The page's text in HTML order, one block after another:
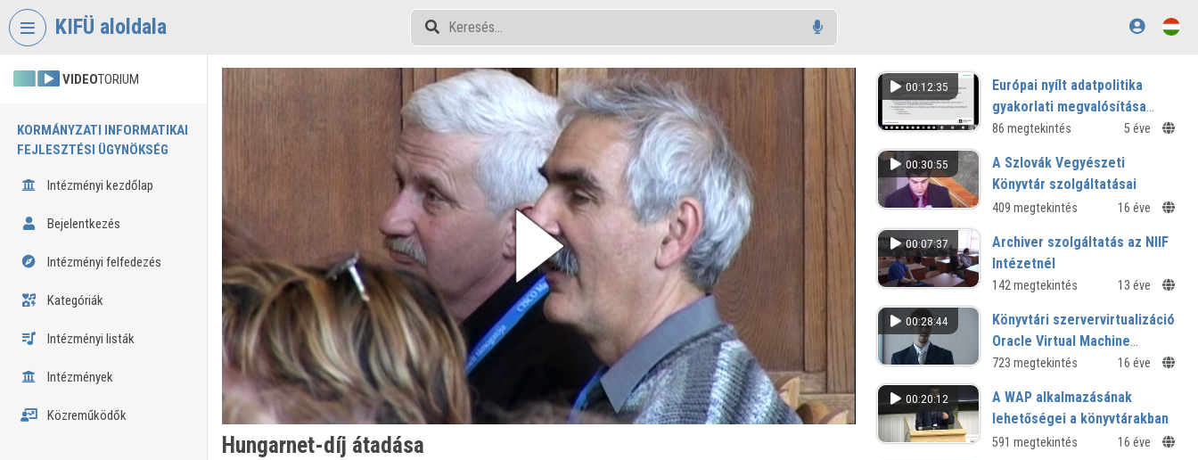
Fejléc kihagyása
KIFÜ aloldala
VIDEOTORIUM
KORMÁNYZATI INFORMATIKAI
FEJLESZTÉSI ÜGYNÖKSÉG
Intézményi kezdőlap
Bejelentkezés
Intézményi felfedezés
Kategóriák
Intézményi listák
Intézmények
Közreműködők
Hungarnet-díj átadása
00:12:35
Európai nyílt adatpolitika
gyakorlati megvalósítása
hazánkban
86 megtekintés 5 éve
00:30:55
A Szlovák Vegyészeti
Könyvtár szolgáltatásai
409 megtekintés 16 éve
00:07:37
Archiver szolgáltatás az NIIF
Intézetnél
kérdések és válaszok
142 megtekintés 13 éve
00:28:44
Könyvtári szervervirtualizáció
Oracle Virtual Machine
platformon, avagy a
licenszgazdálkodásra is
használható?
723 megtekintés 16 éve
00:20:12
A WAP alkalmazásának
lehetőségei a könyvtárakban
591 megtekintés 16 éve